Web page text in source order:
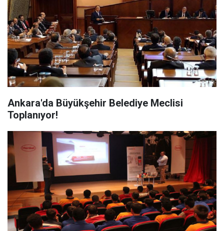
Ankara'da Büyükşehir Belediye Meclisi
Toplanıyor!